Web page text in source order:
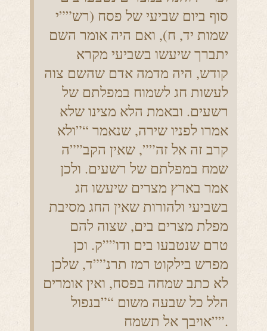
סוף ביום שביעי של פסח (רש””י
שמות יד, ח), ואם היה אומר השם
יתברך שיעשו בשביעי מקרא
קודש, היה מדמה אדם שהשם צוה
לעשות חג לשמוח במפלתם של
רשעים. ובאמת הלא מצינו שלא
אמרו לפניו שירה, שנאמר “”ולא
קרב זה אל זה””, שאין הקב””ה
שמח במפלתם של רשעים. ולכן
אמר בארץ מצרים שיעשו חג
בשביעי ולהורות שאין החג מסיבת
מפלת מצרים בים, שצוה להם
טרם שנטבעו בים ודו””ק. וכן
מפרש בילקוט רמז תרנ””ד, שלכן
לא כתב שמחה בפסח, ואין אומרים
הלל כל שבעה משום “”בנפול
אויבך אל תשמח””.